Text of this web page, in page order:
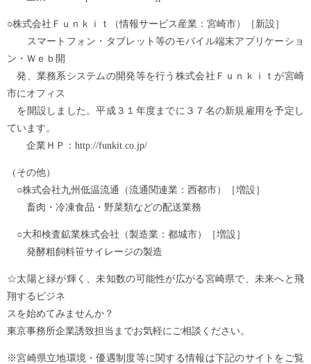
○株式会社Ｆｕｎｋｉｔ（情報サービス産業：宮崎市）［新設］
スマートフォン・タブレット等のモバイル端末アプリケーショ
ン・Ｗｅｂ開
発、業務系システムの開発等を行う株式会社Ｆｕｎｋｉｔが宮崎
市にオフィス
を開設しました。平成３１年度までに３７名の新規雇用を予定し
ています。
企業ＨＰ：http://funkit.co.jp/
（その他）
○株式会社九州低温流通（流通関連業：西都市）［増設］
畜肉・冷凍食品・野菜類などの配送業務
○大和検査鉱業株式会社（製造業：都城市）［増設］
発酵粗飼料笹サイレージの製造
☆太陽と緑が輝く、未知数の可能性が広がる宮崎県で、未来へと飛
翔するビジネ
スを始めてみませんか？
東京事務所企業誘致担当までお気軽にご相談ください。
※宮崎県立地環境・優遇制度等に関する情報は下記のサイトをご覧